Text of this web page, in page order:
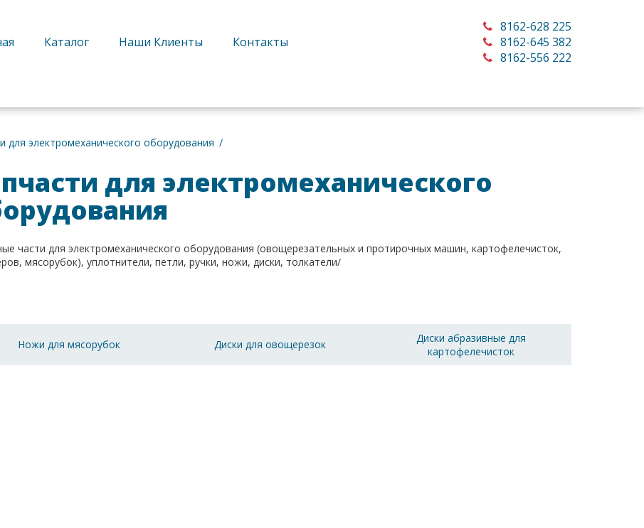
Каталог Наши Клиенты Контакты
8162-628 225
8162-645 382
8162-556 222
для электромеханического оборудования
для электромеханического
части для электромеханического оборудования (овощерезательных и протирочных машин, картофелечисток,
мясорубок), уплотнители, петли, ручки, ножи, диски, толкатели/
Ножи для мясорубок Диски для овощерезок
Диски абразивные для
картофелечисток